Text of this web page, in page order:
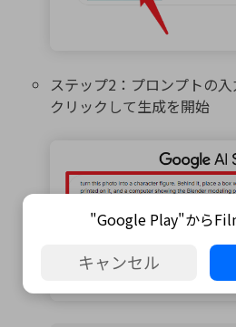
ステップ2：プロンプトの
クリックして生成を開始
"Google Play"から
キャンセル